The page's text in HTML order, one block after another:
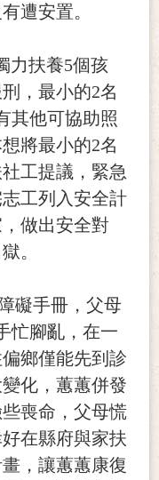
遭安置。
力扶養5個孩
，最小的2名
其他可協助照
將最小的2名
工提議，緊急
工列入安全計
做出安全對
。
礙手冊，父母
忙腳亂，在一
鄉僅能先到診
化，蕙蕙併發
喪命，父母慌
在縣府與家扶
，讓蕙蕙康復